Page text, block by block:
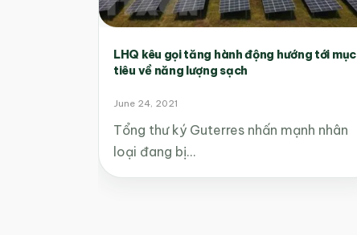
LHQ kêu gọi tăng hành động hướng tới mục
tiêu về năng lượng sạch
June 24, 2021
Tổng thư ký Guterres nhấn mạnh nhân
loại đang bị…